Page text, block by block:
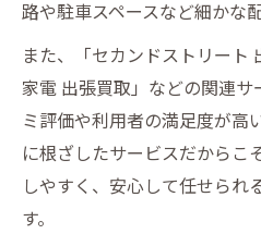
路や駐車スペースなど細かな
また、「セカンドストリート
家電 出張買取」などの関連
ミ評価や利用者の満足度が高
に根ざしたサービスだからこ
しやすく、安心して任せられ
す。